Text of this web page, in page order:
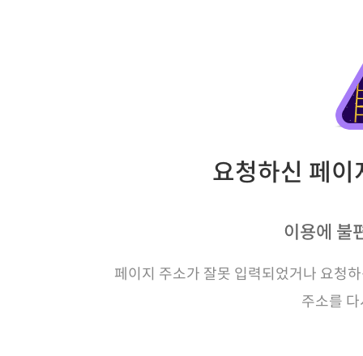
요청하신 페
이용에 불
페이지 주소가 잘못 입력되었거나 요청
주소를